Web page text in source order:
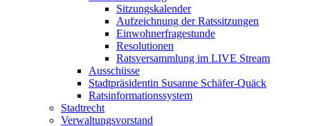
Sitzungskalender
Aufzeichnung der Ratssitzungen
Einwohnerfragestunde
Resolutionen
Ratsversammlung im LIVE Stream
Ausschüsse
Stadtpräsidentin Susanne Schäfer-Quäck
Ratsinformationssystem
Stadtrecht
Verwaltungsvorstand